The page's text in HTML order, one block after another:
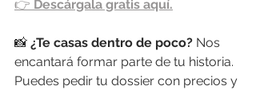
👉 Descárgala gratis aquí.
📸 ¿Te casas dentro de poco? Nos
encantará formar parte de tu historia.
Puedes pedir tu dossier con precios y